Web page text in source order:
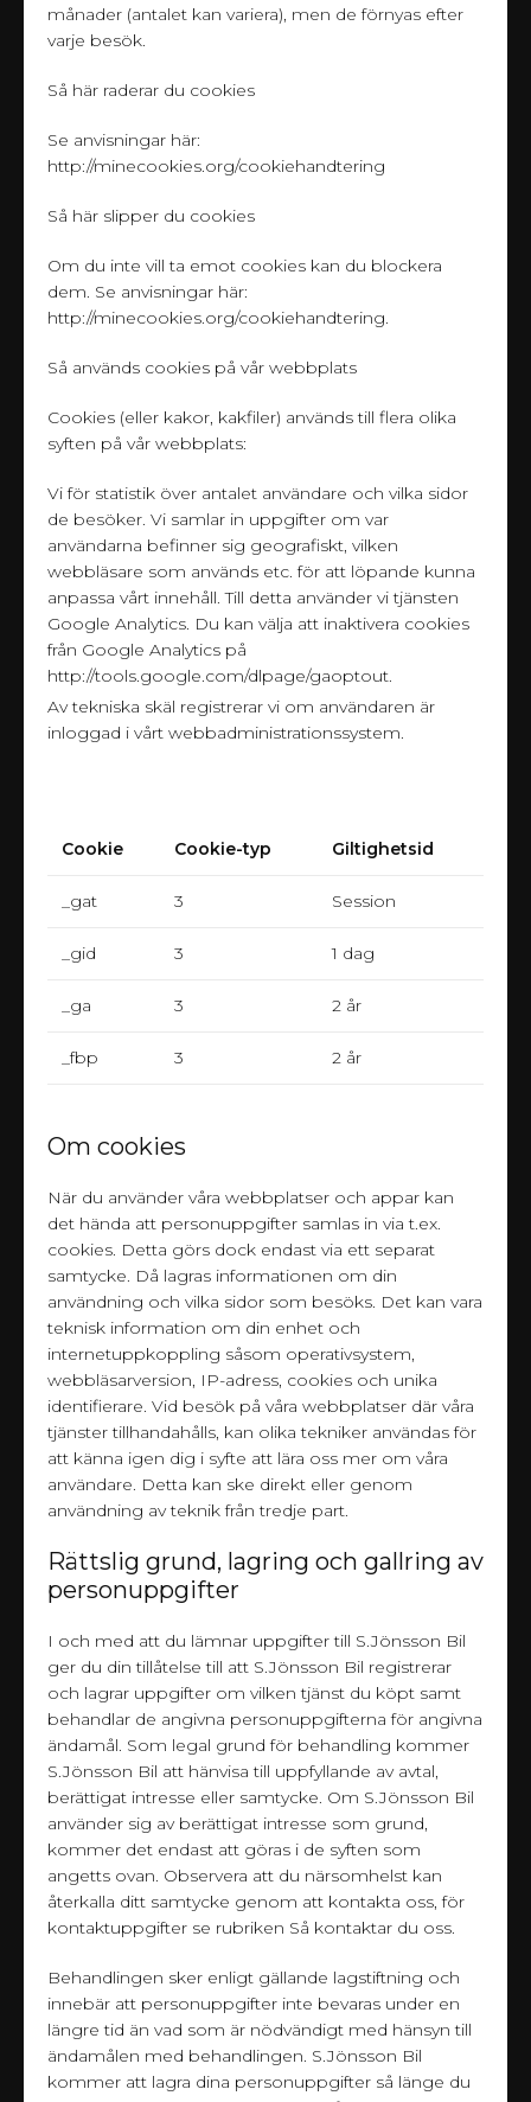
månader (antalet kan variera), men de förnyas efter
varje besök.
Så här raderar du cookies
Se anvisningar här:
http://minecookies.org/cookiehandtering
Så här slipper du cookies
Om du inte vill ta emot cookies kan du blockera
dem. Se anvisningar här:
http://minecookies.org/cookiehandtering.
Så används cookies på vår webbplats
Cookies (eller kakor, kakfiler) används till flera olika
syften på vår webbplats:
Vi för statistik över antalet användare och vilka sidor
de besöker. Vi samlar in uppgifter om var
användarna befinner sig geografiskt, vilken
webbläsare som används etc. för att löpande kunna
anpassa vårt innehåll. Till detta använder vi tjänsten
Google Analytics. Du kan välja att inaktivera cookies
från Google Analytics på
http://tools.google.com/dlpage/gaoptout.
Av tekniska skäl registrerar vi om användaren är
inloggad i vårt webbadministrationssystem.
Cookie Cookie-typ Giltighetsid
_gat 3 Session
_gid 3 1 dag
_ga 3 2 år
_fbp 3 2 år
Om cookies
När du använder våra webbplatser och appar kan
det hända att personuppgifter samlas in via t.ex.
cookies. Detta görs dock endast via ett separat
samtycke. Då lagras informationen om din
användning och vilka sidor som besöks. Det kan vara
teknisk information om din enhet och
internetuppkoppling såsom operativsystem,
webbläsarversion, IP-adress, cookies och unika
identifierare. Vid besök på våra webbplatser där våra
tjänster tillhandahålls, kan olika tekniker användas för
att känna igen dig i syfte att lära oss mer om våra
användare. Detta kan ske direkt eller genom
användning av teknik från tredje part.
Rättslig grund, lagring och gallring av
personuppgifter
I och med att du lämnar uppgifter till S.Jönsson Bil
ger du din tillåtelse till att S.Jönsson Bil registrerar
och lagrar uppgifter om vilken tjänst du köpt samt
behandlar de angivna personuppgifterna för angivna
ändamål. Som legal grund för behandling kommer
S.Jönsson Bil att hänvisa till uppfyllande av avtal,
berättigat intresse eller samtycke. Om S.Jönsson Bil
använder sig av berättigat intresse som grund,
kommer det endast att göras i de syften som
angetts ovan. Observera att du närsomhelst kan
återkalla ditt samtycke genom att kontakta oss, för
kontaktuppgifter se rubriken Så kontaktar du oss.
Behandlingen sker enligt gällande lagstiftning och
innebär att personuppgifter inte bevaras under en
längre tid än vad som är nödvändigt med hänsyn till
ändamålen med behandlingen. S.Jönsson Bil
kommer att lagra dina personuppgifter så länge du